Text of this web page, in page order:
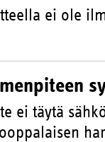
ei ole
ei täytä